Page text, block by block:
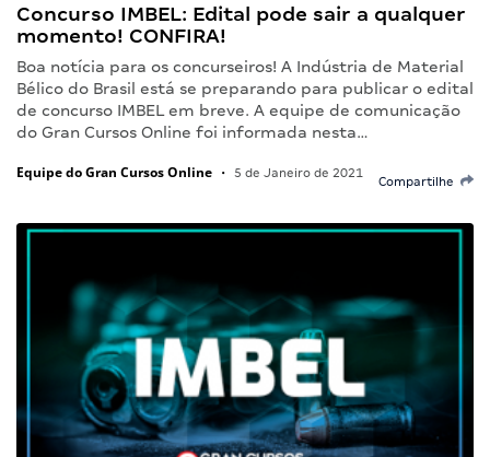
Concurso IMBEL: Edital pode sair a qualquer
momento! CONFIRA!
Boa notícia para os concurseiros! A Indústria de Material
Bélico do Brasil está se preparando para publicar o edital
de concurso IMBEL em breve. A equipe de comunicação
do Gran Cursos Online foi informada nesta…
Equipe do Gran Cursos Online • 5 de Janeiro de 2021
Compartilhe